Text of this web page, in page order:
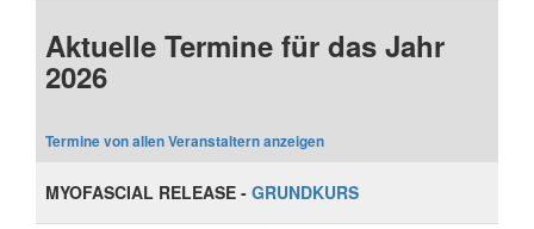
Aktuelle Termine für das Jahr
2026
Termine von allen Veranstaltern anzeigen
MYOFASCIAL RELEASE - GRUNDKURS